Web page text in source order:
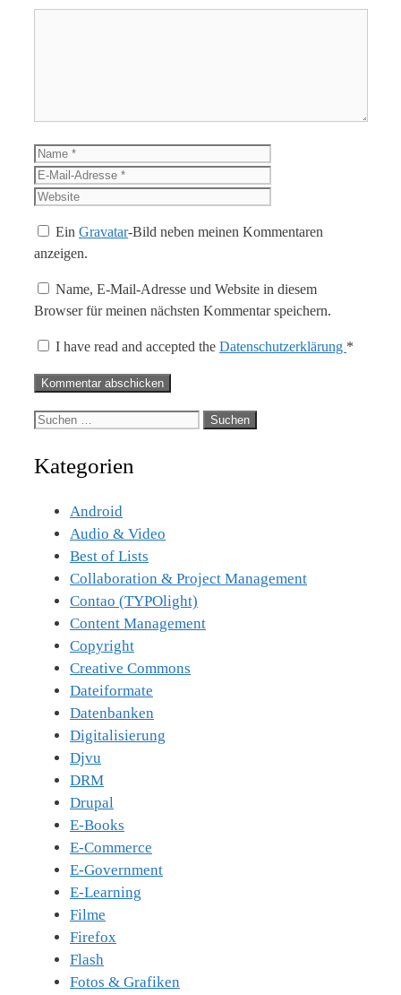
Name
EinGravatar-Bild neben meinen Kommentaren
anzeigen.
Name, E-Mail-Adresse und Website in diesem
Browser für meinen nächsten Kommentar speichern.
I have read and accepted the Datenschutzerklärung *
Suche
Kategorien
Android
Audio & Video
Best of Lists
Collaboration & Project Management
Contao (TYPOlight)
Content Management
Copyright
Creative Commons
Dateiformate
Datenbanken
Digitalisierung
Djvu
DRM
Drupal
E-Books
E-Commerce
E-Government
E-Learning
Filme
Firefox
Flash
Fotos & Grafiken